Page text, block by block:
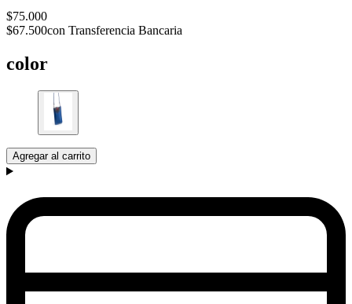
$75.000
$67.500con Transferencia Bancaria
color
Agregar al carrito